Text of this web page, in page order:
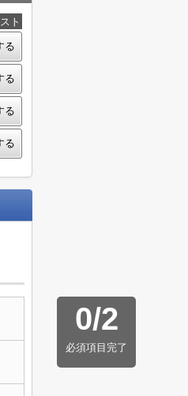
ト
る
る
る
る
0/2
必須項目完了